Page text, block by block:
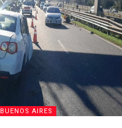
BUENOS AIRES